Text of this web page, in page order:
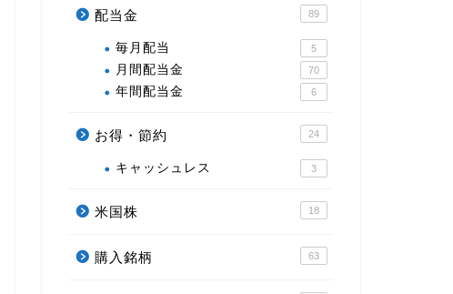
配当金 89
毎月配当 5
月間配当金 70
年間配当金 6
お得・節約 24
キャッシュレス 3
米国株 18
購入銘柄 63